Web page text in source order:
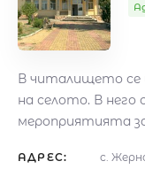
В читалището се
на селото. В
мероприятията
АДРЕС:
с.